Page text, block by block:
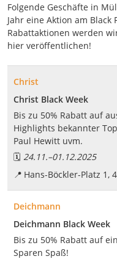
Folgende Geschäfte in
Jahr eine Aktion am
Rabattaktionen werden
hier veröffentlichen!
Christ
Christ Black Week
Bis zu 50% Rabatt auf
Highlights bekannter
Paul Hewitt uvm.
🗓️ 24.11.–01.12.2025
📍 Hans-Böckler-Platz 1,
Deichmann
Deichmann Black Week
Bis zu 50% Rabatt auf
Sparen Spaß!